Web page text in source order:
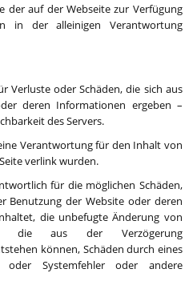
der auf der Webseite zur Verfügung
in der alleinigen Verantwortung
Verluste oder Schäden, die sich aus
deren Informationen ergeben –
des Servers.
Verantwortung für den Inhalt von
verlink wurden.
für die möglichen Schäden,
Benutzung der Website oder deren
die unbefugte Änderung von
die aus der Verzögerung
können, Schäden durch eines
oder Systemfehler oder andere